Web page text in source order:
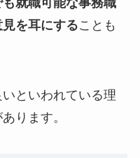
就職可能な事務職
を耳にすることも
といわれている理
ります。